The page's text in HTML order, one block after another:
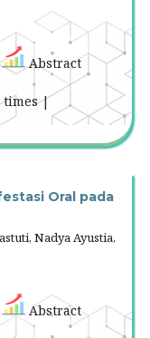
Abstract
times |
Oral pada
Nadya Ayustia,
Abstract